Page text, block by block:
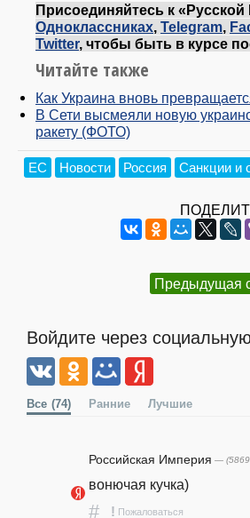
Присоединяйтесь к «Русской
Одноклассниках, Telegram,
Twitter, чтобы быть в курсе
Читайте также
Как Украина вновь
В Сети высмеяли новую
ракету (ФОТО)
ЕС Новости Россия Санкции и
Предыдущая
Войдите через
Все (74) Ранние Лучшие
Российская Империя —
вонючая кучка)
# ! Пожаловаться